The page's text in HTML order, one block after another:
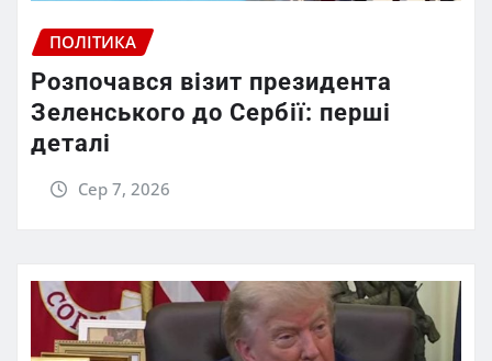
ПОЛІТИКА
Розпочався візит президента
Зеленського до Сербії: перші
деталі
Сер 7, 2026